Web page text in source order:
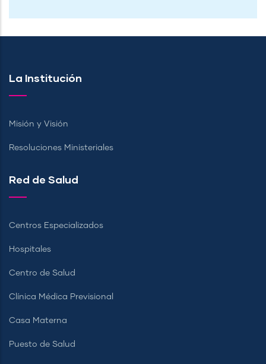
La Institución
Misión y Visión
Resoluciones Ministeriales
Red de Salud
Centros Especializados
Hospitales
Centro de Salud
Clínica Médica Previsional
Casa Materna
Puesto de Salud